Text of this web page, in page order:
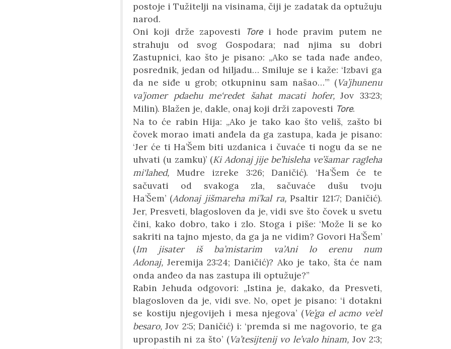
postoje i Tužitelji na visinama, čiji je zadatak da optužuju
narod.
Oni koji drže zapovesti
Torei hode pravim putem ne
strahuju od svog Gospodara; nad njima su dobri
Zastupnici, kao što je pisano: „Ako se tada nađe anđeo,
posrednik, jedan od hiljadu… Smiluje se i kaže: ‘Izbavi ga
da ne siđe u grob; otkupninu sam našao…’” (Va’jhunenu
va’jomer pdaehu me‘redet šahat macati hofer, Jov 33:23;
Milin). Blažen je, dakle, onaj koji drži zapovesti Tore.
Na to će rabin Hija: „Ako je tako kao što veliš, zašto bi
čovek morao imati anđela da ga zastupa, kada je pisano:
‘Jer će ti Ha’Šem biti uzdanica i čuvaće ti nogu da se ne
uhvati (u zamku)’ (Ki Adonaj jije be’hisleha ve’šamar ragleha
mi‘lahed, Mudre izreke 3:26; Daničić). ‘Ha’Šem će te
sačuvati od svakoga zla, sačuvaće dušu tvoju
Ha’Šem’ (Adonaj jišmareha mi’kal ra, Psaltir 121:7; Daničić).
Jer, Presveti, blagosloven da je, vidi sve što čovek u svetu
čini, kako dobro, tako i zlo. Stoga i piše: ‘Može li se ko
sakriti na tajno mjesto, da ga ja ne vidim? Govori Ha’Šem’
(Im jisater iš ba’mistarim va’Ani lo erenu num
Adonaj, Jeremija 23:24; Daničić)? Ako je tako, šta će nam
onda anđeo da nas zastupa ili optužuje?”
Rabin Jehuda odgovori: „Istina je, dakako, da Presveti,
blagosloven da je, vidi sve. No, opet je pisano: ‘i dotakni
se kostiju njegovijeh i mesa njegova’ (Ve’ga el acmo ve’el
besaro,Jov 2:5; Daničić) i: ‘premda si me nagovorio, te ga
upropastih ni za što’ (Va’tesijtenij vo le’valo hinam, Jov 2:3;